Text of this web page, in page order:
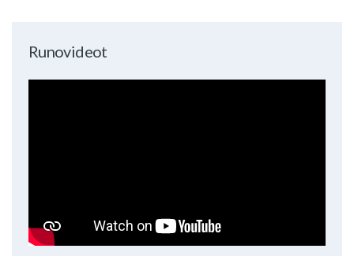
Runovideot